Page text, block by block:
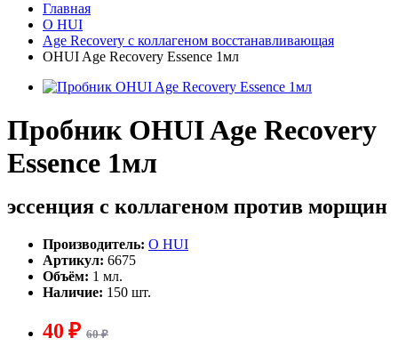
Главная
O HUI
Age Recovery с коллагеном восстанавливающая
OHUI Age Recovery Essence 1мл
Пробник OHUI Age Recovery
Essence 1мл
эссенция с коллагеном против морщин
Производитель: O HUI
Артикул: 6675
Объём: 1 мл.
Наличие: 150 шт.
40 ₽ 60 ₽